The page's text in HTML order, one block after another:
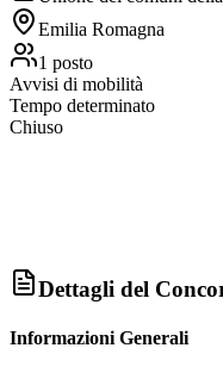
Emilia Romagna
1 posto
Avvisi di mobilità
Tempo determinato
Chiuso
Dettagli del
Informazioni Generali